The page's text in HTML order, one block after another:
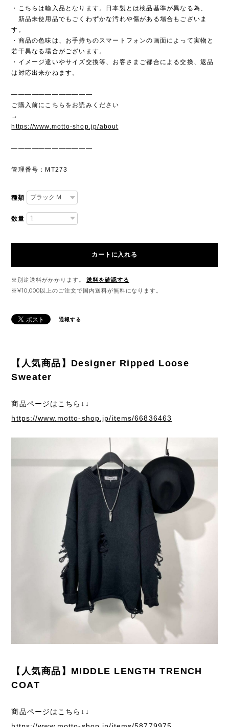
・こちらは輸入品となります。日本製とは検品基準が異なる為、
新品未使用品でもごくわずかな汚れや傷がある場合もございま
す。
・商品の色味は、お手持ちのスマートフォンの画面によって実物と
若干異なる場合がございます。
・イメージ違いやサイズ交換等、お客さまご都合による交換、返品
は対応出来かねます。
————————————
ご購入前にこちらをお読みください
→
https://www.motto-shop.jp/about
————————————
管理番号：MT273
種類
数量
カートに入れる
※別途送料がかかります。
送料を確認する
※¥10,000以上のご注文で国内送料が無料になります。
通報する
【人気商品】Designer Ripped Loose
Sweater
商品ページはこちら↓↓
https://www.motto-shop.jp/items/66836463
【人気商品】MIDDLE LENGTH TRENCH
COAT
商品ページはこちら↓↓